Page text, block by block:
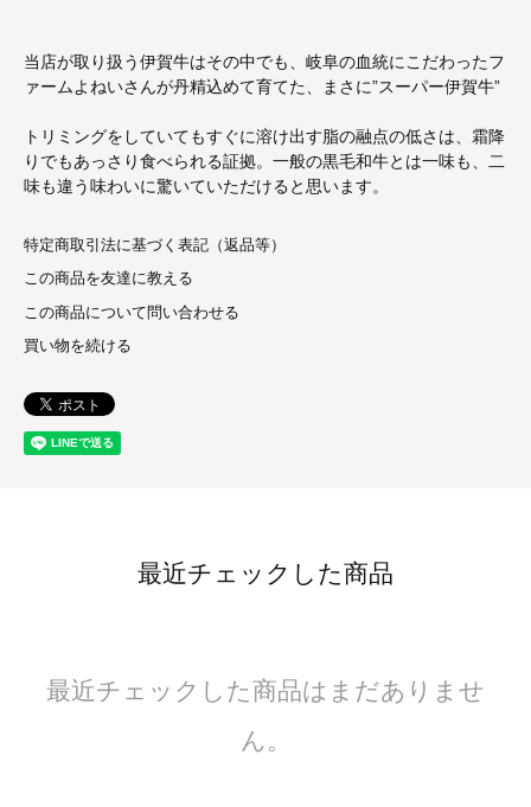
当店が取り扱う伊賀牛はその中でも、岐阜の血統にこだわったフ
ァームよねいさんが丹精込めて育てた、まさに”スーパー伊賀牛”
トリミングをしていてもすぐに溶け出す脂の融点の低さは、霜降
りでもあっさり食べられる証拠。一般の黒毛和牛とは一味も、二
味も違う味わいに驚いていただけると思います。
特定商取引法に基づく表記（返品等）
この商品を友達に教える
この商品について問い合わせる
買い物を続ける
最近チェックした商品
最近チェックした商品はまだありませ
ん。